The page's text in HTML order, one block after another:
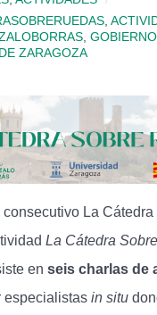
ZARAGOZA
consecutivo La
La Cátedra
en seis charlas de
especialistas in situ